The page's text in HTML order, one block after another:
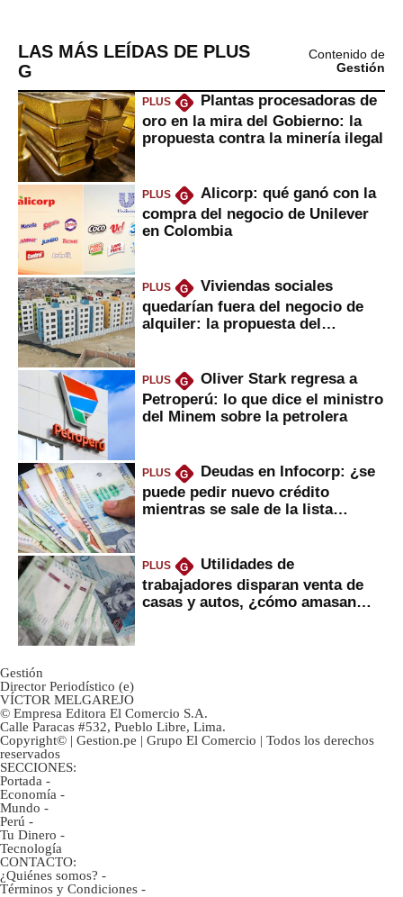
LAS MÁS LEÍDAS DE PLUS
G
Contenido de
Gestión
PLUS G
Plantas procesadoras de
oro en la mira del Gobierno: la
propuesta contra la minería ilegal
PLUS G
Alicorp: qué ganó con la
compra del negocio de Unilever
en Colombia
PLUS G
Viviendas sociales
quedarían fuera del negocio de
alquiler: la propuesta del
PLUS G
Oliver Stark regresa a
Petroperú: lo que dice el ministro
del Minem sobre la petrolera
PLUS G
Deudas en Infocorp: ¿se
puede pedir nuevo crédito
mientras se sale de la lista
PLUS G
Utilidades de
trabajadores disparan venta de
casas y autos, ¿cómo amasan
Gestión
Director Periodístico (e)
VÍCTOR MELGAREJO
© Empresa Editora El Comercio S.A.
Calle Paracas #532, Pueblo Libre, Lima.
Copyright© | Gestion.pe | Grupo El Comercio | Todos los derechos
reservados
SECCIONES:
Portada -
Economía -
Mundo -
Perú -
Tu Dinero -
Tecnología
CONTACTO:
¿Quiénes somos? -
Términos y Condiciones -